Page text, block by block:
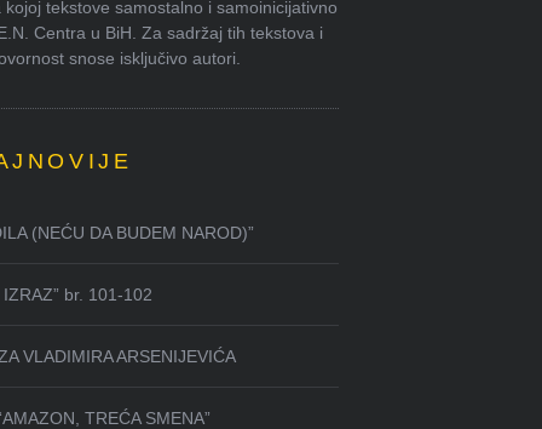
tekstove samostalno i samoinicijativno
Centra u BiH. Za sadržaj tih tekstova i
snose isključivo autori.
(NEĆU DA BUDEM NAROD)”
br. 101-102
VLADIMIRA ARSENIJEVIĆA
TREĆA SMENA”